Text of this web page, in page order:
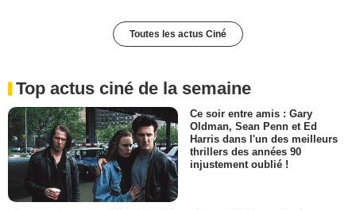
Toutes les actus Ciné
Top actus ciné de la semaine
Ce soir entre amis : Gary
Oldman, Sean Penn et Ed
Harris dans l'un des meilleurs
thrillers des années 90
injustement oublié !